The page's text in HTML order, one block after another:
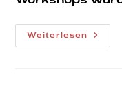
Weiterlesen